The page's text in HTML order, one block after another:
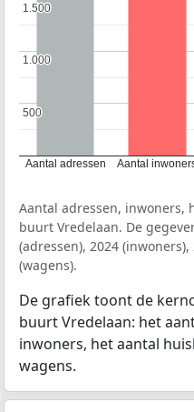
Aantal adressen Aantal
500
500
1.000
1.000
1.500
1.500
Aantal adressen, inwoners,
buurt Vredelaan. De
(adressen), 2024
(wagens).
De grafiek toont de
buurt Vredelaan: het
inwoners, het aantal
wagens.